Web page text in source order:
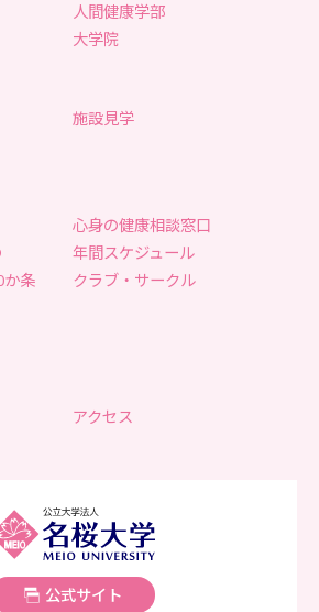
人間健康学部
大学院
施設見学
心身の健康相談窓口
か条
年間スケジュール
クラブ・サークル
アクセス
公式サイト